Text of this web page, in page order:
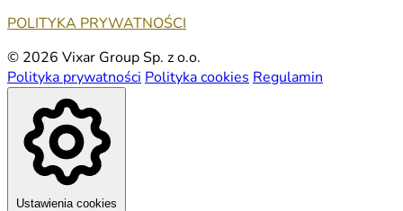
POLITYKA PRYWATNOŚCI
© 2026 Vixar Group Sp. z o.o.
Polityka prywatności Polityka cookies Regulamin
Ustawienia cookies